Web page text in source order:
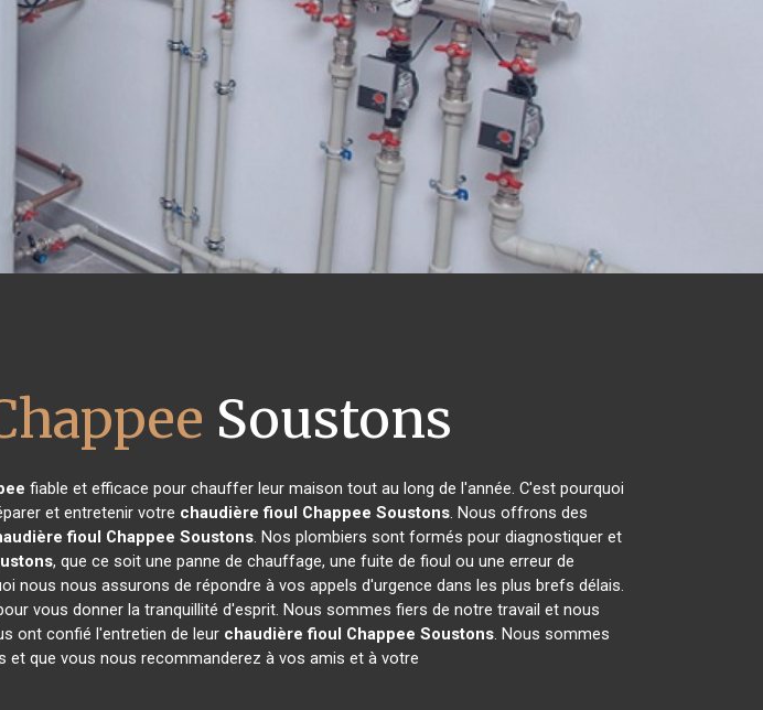
Soustons
fiable et efficace pour chauffer leur maison tout au long de l'année. C'est pourquoi
et entretenir votre chaudière fioul Chappee Soustons. Nous offrons des
fioul Chappee Soustons. Nos plombiers sont formés pour diagnostiquer et
, que ce soit une panne de chauffage, une fuite de fioul ou une erreur de
nous assurons de répondre à vos appels d'urgence dans les plus brefs délais.
vous donner la tranquillité d'esprit. Nous sommes fiers de notre travail et nous
ont confié l'entretien de leur chaudière fioul Chappee Soustons. Nous sommes
que vous nous recommanderez à vos amis et à votre